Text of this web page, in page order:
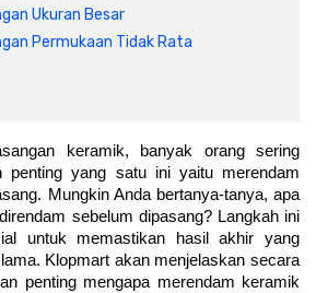
Ukuran Besar
Permukaan Tidak Rata
keramik, banyak orang sering
penting yang satu ini yaitu merendam
Mungkin Anda bertanya-tanya, apa
sebelum dipasang? Langkah ini
untuk memastikan hasil akhir yang
Klopmart akan menjelaskan secara
penting mengapa merendam keramik